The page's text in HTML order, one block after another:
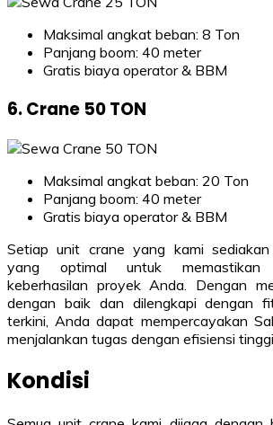
Maksimal angkat beban: 8 Ton
Panjang boom: 40 meter
Gratis biaya operator & BBM
6. Crane 50 TON
Maksimal angkat beban: 20 Ton
Panjang boom: 40 meter
Gratis biaya operator & BBM
Setiap unit crane yang kami sediakan
yang optimal untuk memastikan
keberhasilan proyek Anda. Dengan
dengan baik dan dilengkapi dengan
terkini, Anda dapat mempercayakan
menjalankan tugas dengan efisiensi tinggi.
Kondisi